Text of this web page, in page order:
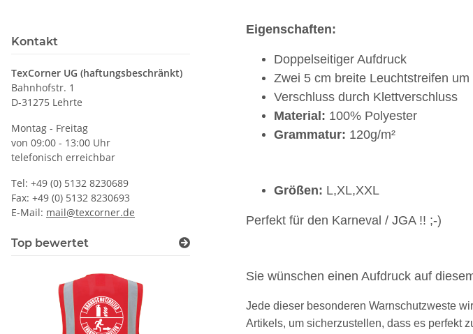
Eigenschaften:
Doppelseitiger Aufdruck
Zwei 5 cm breite Leuchtstreifen
Verschluss durch Klettverschluss
Material: 100% Polyester
Grammatur: 120g/m²
Größen: L,XL,XXL
Perfekt für den Karneval / JGA !! ;-)
Sie wünschen einen Aufdruck auf
Jede dieser besonderen Warnschutzweste
Artikels, um sicherzustellen, dass es perfekt
Kontakt
TexCorner UG (haftungsbeschränkt)
Bahnhofstr. 1
D-31275 Lehrte
Montag - Freitag
von 09:00 - 13:00 Uhr
telefonisch erreichbar
Tel: +49 (0) 5132 8230689
Fax: +49 (0) 5132 8230693
E-Mail: mail@texcorner.de
Top bewertet